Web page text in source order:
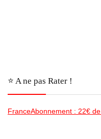
⭐️ A ne pas Rater !
FranceAbonnement : 22€